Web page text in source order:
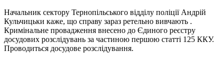
Начальник сектору Тернопільського відділу поліції Андрій
Кульчицьки каже, що справу зараз ретельно вивчають .
Кримінальне провадження внесено до Єдиного реєстру
досудових розслідувань за частиною першою статті 125 ККУ.
Проводиться досудове розслідування.